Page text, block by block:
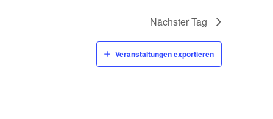
Nächster Tag
Veranstaltungen exportieren